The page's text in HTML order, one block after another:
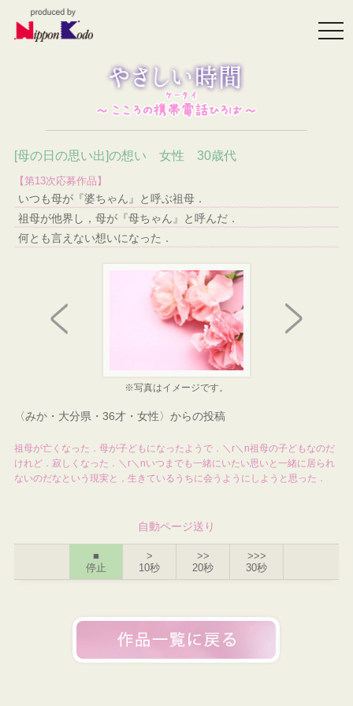
[母の日の思い出]の想い 女性 30歳代
【第13次応募作品】
いつも母が『婆ちゃん』と呼ぶ祖母．
祖母が他界し，母が『母ちゃん』と呼んだ．
何とも言えない想いになった．
※写真はイメージです。
〈みか・大分県・36才・女性〉からの投稿
祖母が亡くなった．母が子どもになったようで．＼r＼n祖母の子どもなのだ
けれど．寂しくなった．＼r＼nいつまでも一緒にいたい思いと一緒に居られ
ないのだなという現実と，生きているうちに会うようにしようと思った．
自動ページ送り
■
停止
>
10秒
>>
20秒
>>>
30秒